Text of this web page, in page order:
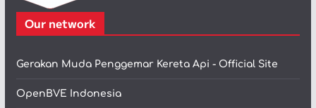
Our network
Gerakan Muda Penggemar Kereta Api - Official Site
OpenBVE Indonesia